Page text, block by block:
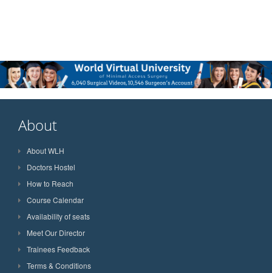
About
About WLH
Doctors Hostel
How to Reach
Course Calendar
Availability of seats
Meet Our Director
Trainees Feedback
Terms & Conditions